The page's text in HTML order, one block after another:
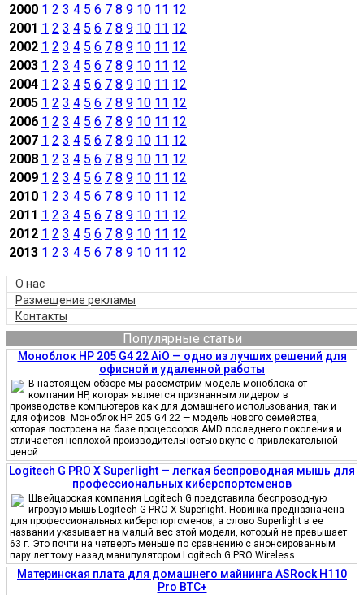
2000 1 2 3 4 5 6 7 8 9 10 11 12
2001 1 2 3 4 5 6 7 8 9 10 11 12
2002 1 2 3 4 5 6 7 8 9 10 11 12
2003 1 2 3 4 5 6 7 8 9 10 11 12
2004 1 2 3 4 5 6 7 8 9 10 11 12
2005 1 2 3 4 5 6 7 8 9 10 11 12
2006 1 2 3 4 5 6 7 8 9 10 11 12
2007 1 2 3 4 5 6 7 8 9 10 11 12
2008 1 2 3 4 5 6 7 8 9 10 11 12
2009 1 2 3 4 5 6 7 8 9 10 11 12
2010 1 2 3 4 5 6 7 8 9 10 11 12
2011 1 2 3 4 5 6 7 8 9 10 11 12
2012 1 2 3 4 5 6 7 8 9 10 11 12
2013 1 2 3 4 5 6 7 8 9 10 11 12
О нас
Размещение рекламы
Контакты
Популярные статьи
Моноблок HP 205 G4 22 AiO — одно из лучших решений для
офисной и удаленной работы
В настоящем обзоре мы рассмотрим модель моноблока от
компании HP, которая является признанным лидером в
производстве компьютеров как для домашнего использования, так и
для офисов. Моноблок HP 205 G4 22 — модель нового семейства,
которая построена на базе процессоров AMD последнего поколения и
отличается неплохой производительностью вкупе с привлекательной
ценой
Logitech G PRO X Superlight — легкая беспроводная мышь для
профессиональных киберспортсменов
Швейцарская компания Logitech G представила беспроводную
игровую мышь Logitech G PRO X Superlight. Новинка предназначена
для профессиональных киберспортсменов, а слово Superlight в ее
названии указывает на малый вес этой модели, который не превышает
63 г. Это почти на четверть меньше по сравнению с анонсированным
пару лет тому назад манипулятором Logitech G PRO Wireless
Материнская плата для домашнего майнинга ASRock H110
Pro BTC+